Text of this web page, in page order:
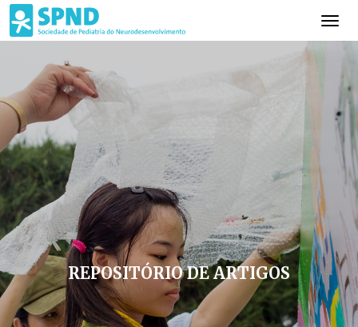
REPOSITÓRIO DE ARTIGOS